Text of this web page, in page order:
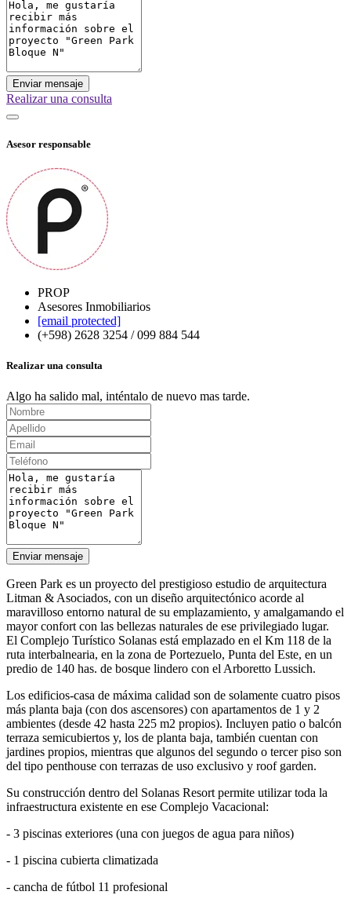
Enviar mensaje
Realizar una consulta
Asesor responsable
PROP
Asesores Inmobiliarios
[email protected]
(+598) 2628 3254 / 099 884 544
Realizar una consulta
Algo ha salido mal, inténtalo de nuevo mas tarde.
Enviar mensaje
Green Park es un proyecto del prestigioso estudio de arquitectura
Litman & Asociados, con un diseño arquitectónico acorde al
maravilloso entorno natural de su emplazamiento, y amalgamando el
mayor confort con las bellezas naturales de ese privilegiado lugar.
El Complejo Turístico Solanas está emplazado en el Km 118 de la
ruta interbalnearia, en la zona de Portezuelo, Punta del Este, en un
predio de 140 has. de bosque lindero con el Arboretto Lussich.
Los edificios-casa de máxima calidad son de solamente cuatro pisos
más planta baja (con dos ascensores) con apartamentos de 1 y 2
ambientes (desde 42 hasta 225 m2 propios). Incluyen patio o balcón
terraza semicubiertos y, los de planta baja, también cuentan con
jardines propios, mientras que algunos del segundo o tercer piso son
del tipo penthouse con terrazas de uso exclusivo y roof garden.
Su construcción dentro del Solanas Resort permite utilizar toda la
infraestructura existente en ese Complejo Vacacional:
- 3 piscinas exteriores (una con juegos de agua para niños)
- 1 piscina cubierta climatizada
- cancha de fútbol 11 profesional